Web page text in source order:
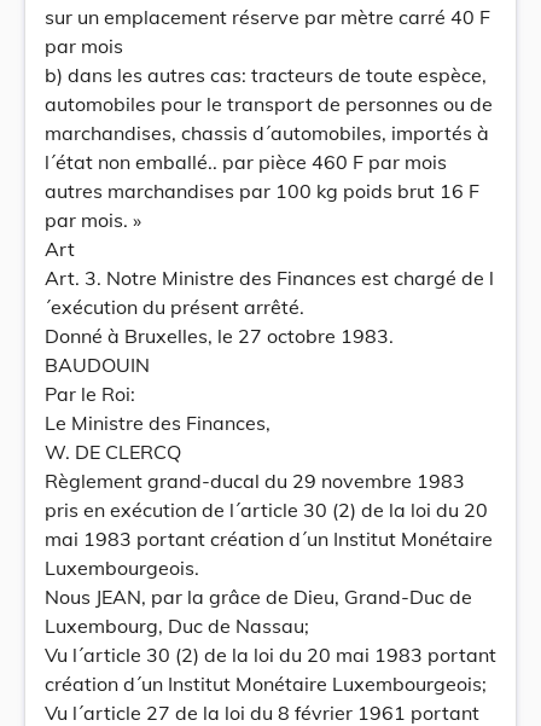
sur un emplacement réserve par mètre carré 40 F
par mois
b) dans les autres cas: tracteurs de toute espèce,
automobiles pour le transport de personnes ou de
marchandises, chassis d´automobiles, importés à
l´état non emballé.. par pièce 460 F par mois
autres marchandises par 100 kg poids brut 16 F
par mois. »
Art
Art. 3. Notre Ministre des Finances est chargé de l
´exécution du présent arrêté.
Donné à Bruxelles, le 27 octobre 1983.
BAUDOUIN
Par le Roi:
Le Ministre des Finances,
W. DE CLERCQ
Règlement grand-ducal du 29 novembre 1983
pris en exécution de l´article 30 (2) de la loi du 20
mai 1983 portant création d´un Institut Monétaire
Luxembourgeois.
Nous JEAN, par la grâce de Dieu, Grand-Duc de
Luxembourg, Duc de Nassau;
Vu l´article 30 (2) de la loi du 20 mai 1983 portant
création d´un Institut Monétaire Luxembourgeois;
Vu l´article 27 de la loi du 8 février 1961 portant